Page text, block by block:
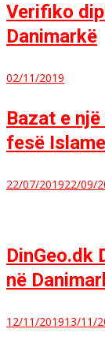
Verifiko
Danimarkë
02/11/2019
Bazat e
fesë Islame
22/07/201922/09/
DinGeo.dk
në
12/11/201913/11/